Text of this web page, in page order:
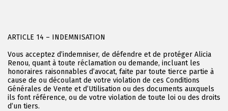
ARTICLE 14 – INDEMNISATION
Vous acceptez d’indemniser, de défendre et de protéger Alicia
Renou, quant à toute réclamation ou demande, incluant les
honoraires raisonnables d’avocat, faite par toute tierce partie à
cause de ou découlant de votre violation de ces Conditions
Générales de Vente et d’Utilisation ou des documents auxquels
ils font référence, ou de votre violation de toute loi ou des droits
d’un tiers.